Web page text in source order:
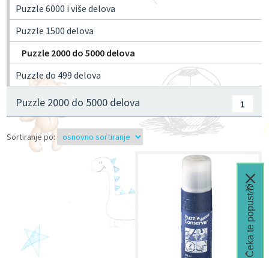
Puzzle 6000 i više delova
Puzzle 1500 delova
Puzzle 2000 do 5000 delova
Puzzle do 499 delova
Puzzle 2000 do 5000 delova 1
Sortiranje po:
Čeka te popust🎁